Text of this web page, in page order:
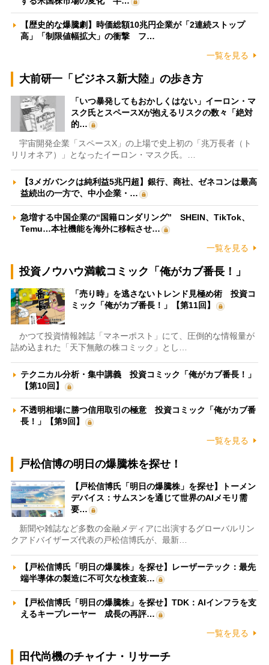
【歴史的な爆騰劇】時価総額10兆円企業が「2連続ストップ
高」「制限値幅拡大」の衝撃 フ…
一覧を見る
大前研一「ビジネス新大陸」の歩き方
「いつ暴発してもおかしくはない」イーロン・マ
スク氏とスペースXが抱えるリスクの数々「絶対
的…
宇宙開発企業「スペースX」の上場で史上初の「兆万長者（ト
リリオネア）」となったイーロン・マスク氏。…
【3メガバンクは純利益5兆円超】銀行、商社、ゼネコンは最高
益続出の一方で、中小企業・…
急増する中国企業の“国籍ロンダリング” SHEIN、TikTok、
Temu…本社機能を海外に移転させ…
一覧を見る
投資ノウハウ満載コミック「俺がカブ番長！」
「売り時」を逃さないトレンド見極め術 投資コ
ミック「俺がカブ番長！」【第11回】
かつて投資情報雑誌「マネーポスト」にて、圧倒的な情報量が
詰め込まれた「天下無敵の株コミック」とし…
テクニカル分析・集中講義 投資コミック「俺がカブ番長！」
【第10回】
不透明相場に勝つ信用取引の極意 投資コミック「俺がカブ番
長！」【第9回】
一覧を見る
戸松信博の明日の爆騰株を探せ！
【戸松信博氏「明日の爆騰株」を探せ】トーメン
デバイス：サムスンを通じて世界のAIメモリ需
要…
新聞や雑誌など多数の金融メディアに出演するグローバルリン
クアドバイザーズ代表の戸松信博氏が、最新…
【戸松信博氏「明日の爆騰株」を探せ】レーザーテック：最先
端半導体の製造に不可欠な検査装…
【戸松信博氏「明日の爆騰株」を探せ】TDK：AIインフラを支
えるキープレーヤー 成長の再評…
一覧を見る
田代尚機のチャイナ・リサーチ